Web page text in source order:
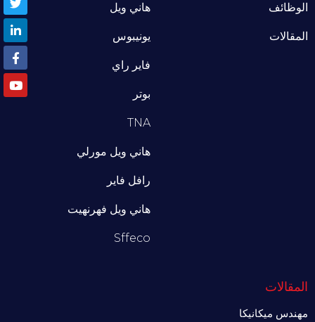
الوظائف
المقالات
هاني ويل
يونيبوس
فاير راي
بوتر
TNA
هاني ويل مورلي
رافل فاير
هاني ويل فهرنهيت
Sffeco
المقالات
مهندس ميكانيكا